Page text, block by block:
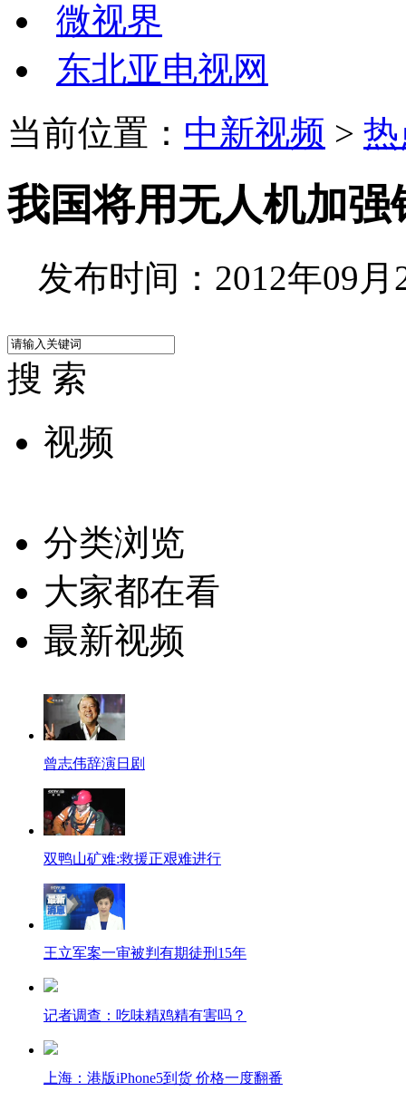
微视界
东北亚电视网
当前位置： 中新视频 >
我国将用无人机加
发布时间：2012年09月
搜 索
视频
分类浏览
大家都在看
最新视频
曾志伟辞演日剧
双鸭山矿难:救援正艰难进行
王立军案一审被判有期徒刑15年
记者调查：吃味精鸡精有害吗？
上海：港版iPhone5到货 价格一度翻番